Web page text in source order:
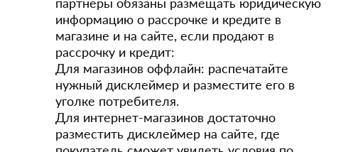
информацию о рассрочке и кредите в
магазине и на сайте, если продают в
рассрочку и кредит:
Для магазинов оффлайн: распечатайте
нужный дисклеймер и разместите его в
уголке потребителя.
Для интернет-магазинов достаточно
разместить дисклеймер на сайте, где